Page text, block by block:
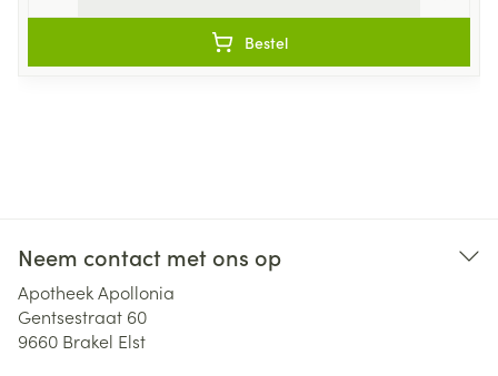
Bestel
Neem contact met ons op
Apotheek Apollonia
Gentsestraat 60
9660 Brakel Elst